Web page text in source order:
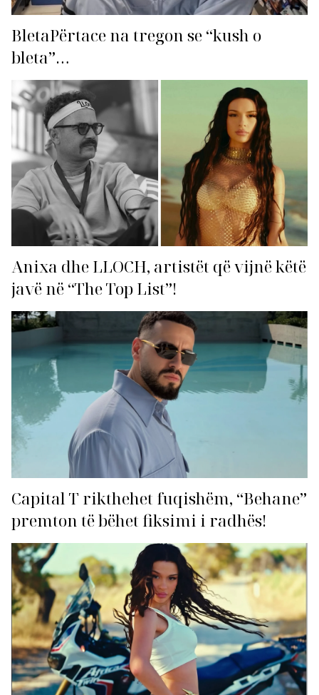
BletaPërtace na tregon se “kush o
bleta”…
Anixa dhe LLOCH, artistët që vijnë këtë
javë në “The Top List”!
Capital T rikthehet fuqishëm, “Behane”
premton të bëhet fiksimi i radhës!